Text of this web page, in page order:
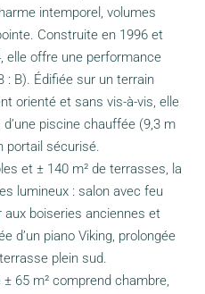
intemporel, volumes
Construite en 1996 et
elle offre une performance
: B). Édifiée sur un terrain
orienté et sans vis-à-vis, elle
d’une piscine chauffée (9,3 m
portail sécurisé.
et ± 140 m² de terrasses, la
lumineux : salon avec feu
aux boiseries anciennes et
d’un piano Viking, prolongée
plein sud.
65 m² comprend chambre,